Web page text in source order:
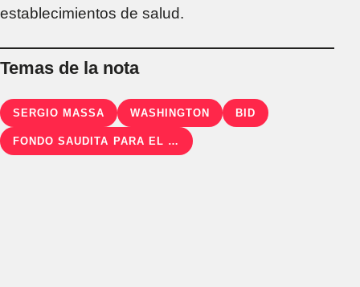
establecimientos de salud.
Temas de la nota
SERGIO MASSA WASHINGTON BID
FONDO SAUDITA PARA EL DESARROLLO